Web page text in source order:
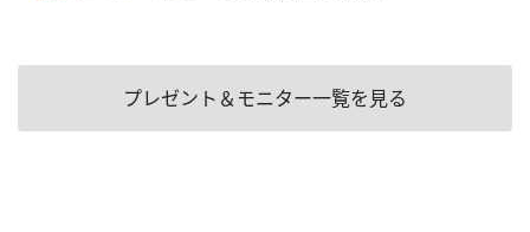
プレゼント＆モニター一覧を見る